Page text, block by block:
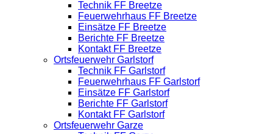
Technik FF Breetze
Feuerwehrhaus FF Breetze
Einsätze FF Breetze
Berichte FF Breetze
Kontakt FF Breetze
Ortsfeuerwehr Garlstorf
Technik FF Garlstorf
Feuerwehrhaus FF Garlstorf
Einsätze FF Garlstorf
Berichte FF Garlstorf
Kontakt FF Garlstorf
Ortsfeuerwehr Garze